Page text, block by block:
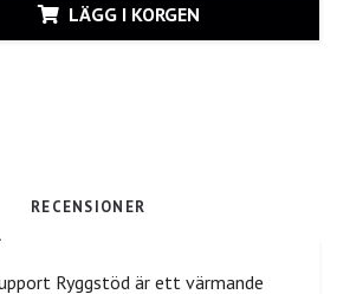
LÄGG I KORGEN
RECENSIONER
Ryggstöd är ett värmande